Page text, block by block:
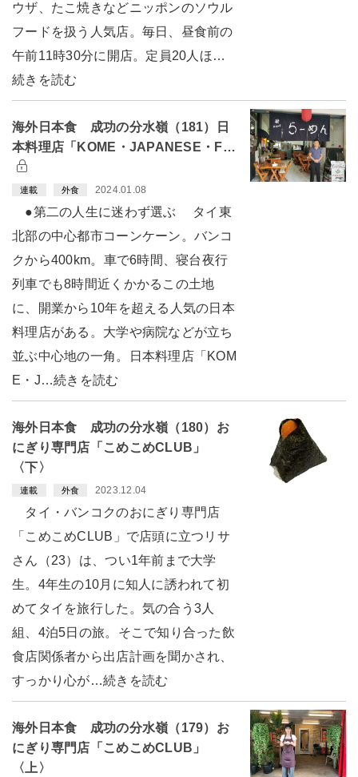
ウザ、たこ焼きなどニッポンのソウル
フードを扱う人気店。毎日、昼食前の
午前11時30分に開店。定員20人ほ…
続きを読む
海外日本食 成功の分水嶺（181）日
本料理店「KOME・JAPANESE・F…
連載 外食 2024.01.08
●第二の人生に迷わず選ぶ タイ東
北部の中心都市コーンケーン。バンコ
クから400km。車で6時間、寝台夜行
列車でも8時間近くかかるこの土地
に、開業から10年を超える人気の日本
料理店がある。大学や病院などが立ち
並ぶ中心地の一角。日本料理店「KOM
E・J…続きを読む
海外日本食 成功の分水嶺（180）お
にぎり専門店「こめこめCLUB」
〈下〉
連載 外食 2023.12.04
タイ・バンコクのおにぎり専門店
「こめこめCLUB」で店頭に立つリサ
さん（23）は、つい1年前まで大学
生。4年生の10月に知人に誘われて初
めてタイを旅行した。気の合う3人
組、4泊5日の旅。そこで知り合った飲
食店関係者から出店計画を聞かされ、
すっかり心が…続きを読む
海外日本食 成功の分水嶺（179）お
にぎり専門店「こめこめCLUB」
〈上〉